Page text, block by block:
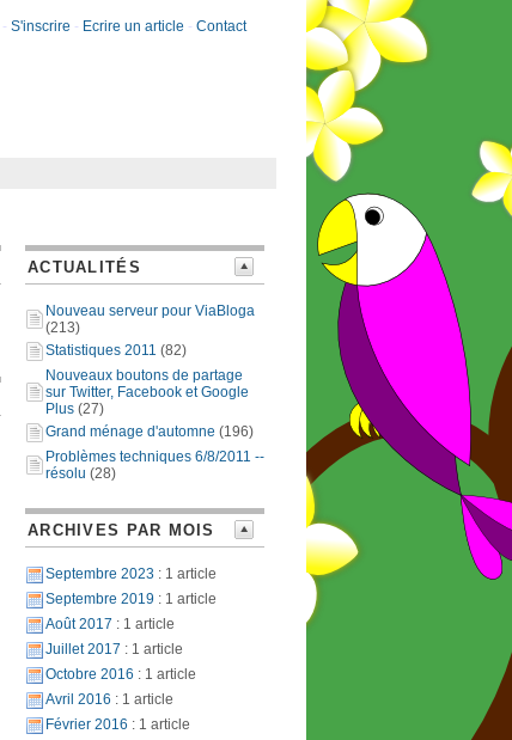
- S'inscrire - Ecrire un article - Contact
ACTUALITÉS
Nouveau serveur pour ViaBloga
(213)
Statistiques 2011 (82)
Nouveaux boutons de partage
sur Twitter, Facebook et Google
Plus (27)
Grand ménage d'automne (196)
Problèmes techniques 6/8/2011 --
résolu (28)
ARCHIVES PAR MOIS
Septembre 2023 : 1 article
Septembre 2019 : 1 article
Août 2017 : 1 article
Juillet 2017 : 1 article
Octobre 2016 : 1 article
Avril 2016 : 1 article
Février 2016 : 1 article